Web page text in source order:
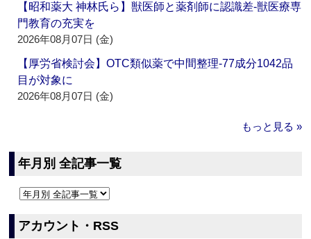
【昭和薬大 神林氏ら】獣医師と薬剤師に認識差‐獣医療専
門教育の充実を
2026年08月07日 (金)
【厚労省検討会】OTC類似薬で中間整理‐77成分1042品
目が対象に
2026年08月07日 (金)
もっと見る »
年月別 全記事一覧
アカウント・RSS